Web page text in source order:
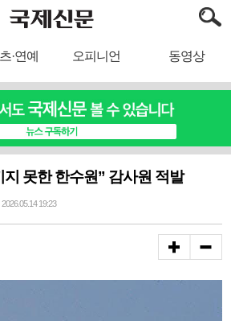
·연예 오피니언 동영상
못한 한수원” 감사원 적발
19:23